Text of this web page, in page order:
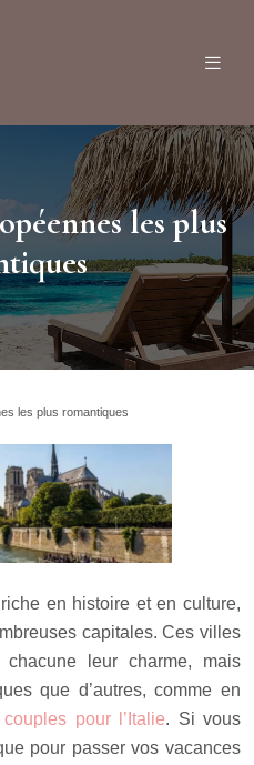
les plus
les plus romantiques
en histoire et en culture,
capitales. Ces villes
leur charme, mais
que d’autres, comme en
couples pour l’Italie. Si vous
pour passer vos vacances